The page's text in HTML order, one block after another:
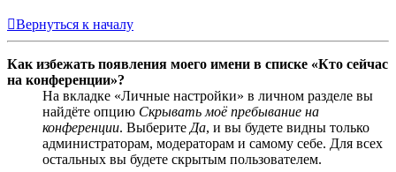
Вернуться к началу
Как избежать появления моего имени в списке «Кто сейчас
на конференции»?
На вкладке «Личные настройки» в личном разделе вы
найдёте опцию Скрывать моё пребывание на
конференции. Выберите Да, и вы будете видны только
администраторам, модераторам и самому себе. Для всех
остальных вы будете скрытым пользователем.